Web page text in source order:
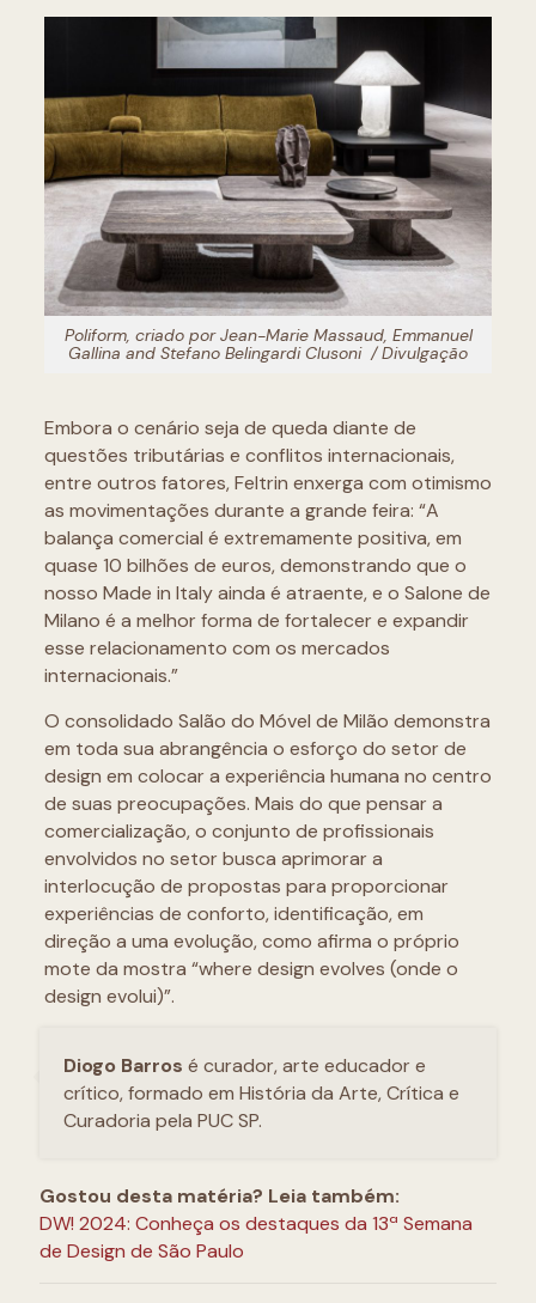
Poliform, criado por Jean-Marie Massaud, Emmanuel
Gallina and Stefano Belingardi Clusoni / Divulgação
Embora o cenário seja de queda diante de
questões tributárias e conflitos internacionais,
entre outros fatores, Feltrin enxerga com otimismo
as movimentações durante a grande feira: “A
balança comercial é extremamente positiva, em
quase 10 bilhões de euros, demonstrando que o
nosso Made in Italy ainda é atraente, e o Salone de
Milano é a melhor forma de fortalecer e expandir
esse relacionamento com os mercados
internacionais.”
O consolidado Salão do Móvel de Milão demonstra
em toda sua abrangência o esforço do setor de
design em colocar a experiência humana no centro
de suas preocupações. Mais do que pensar a
comercialização, o conjunto de profissionais
envolvidos no setor busca aprimorar a
interlocução de propostas para proporcionar
experiências de conforto, identificação, em
direção a uma evolução, como afirma o próprio
mote da mostra “where design evolves (onde o
design evolui)”.
Diogo Barros é curador, arte educador e
crítico, formado em História da Arte, Crítica e
Curadoria pela PUC SP.
Gostou desta matéria? Leia também:
DW! 2024: Conheça os destaques da 13ª Semana
de Design de São Paulo